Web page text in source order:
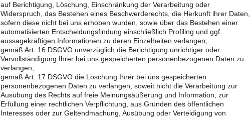
auf Berichtigung, Löschung, Einschränkung der Verarbeitung oder
Widerspruch, das Bestehen eines Beschwerderechts, die Herkunft ihrer Daten,
sofern diese nicht bei uns erhoben wurden, sowie über das Bestehen einer
automatisierten Entscheidungsfindung einschließlich Profiling und ggf.
aussagekräftigen Informationen zu deren Einzelheiten verlangen;
gemäß Art. 16 DSGVO unverzüglich die Berichtigung unrichtiger oder
Vervollständigung Ihrer bei uns gespeicherten personenbezogenen Daten zu
verlangen;
gemäß Art. 17 DSGVO die Löschung Ihrer bei uns gespeicherten
personenbezogenen Daten zu verlangen, soweit nicht die Verarbeitung zur
Ausübung des Rechts auf freie Meinungsäußerung und Information, zur
Erfüllung einer rechtlichen Verpflichtung, aus Gründen des öffentlichen
Interesses oder zur Geltendmachung, Ausübung oder Verteidigung von